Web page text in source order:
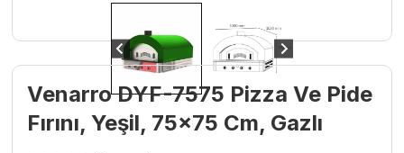
Venarro DYF-7575 Pizza Ve Pide
Fırını, Yeşil, 75×75 Cm, Gazlı